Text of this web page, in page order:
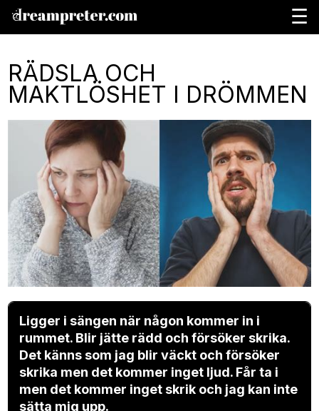
☰
RÄDSLA OCH
MAKTLÖSHET I DRÖMMEN
Ligger i sängen när någon kommer in i
rummet. Blir jätte rädd och försöker skrika.
Det känns som jag blir väckt och försöker
skrika men det kommer inget ljud. Får ta i
men det kommer inget skrik och jag kan inte
sätta mig upp.